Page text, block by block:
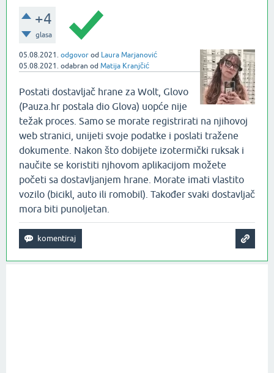
+4
glasa
05.08.2021. odgovor od Laura Marjanović
05.08.2021. odabran od Matija Kranjčić
Postati dostavljač hrane za Wolt, Glovo
(Pauza.hr postala dio Glova) uopće nije
težak proces. Samo se morate registrirati na njihovoj
web stranici, unijeti svoje podatke i poslati tražene
dokumente. Nakon što dobijete izotermički ruksak i
naučite se koristiti njhovom aplikacijom možete
početi sa dostavljanjem hrane. Morate imati vlastito
vozilo (bicikl, auto ili romobil). Također svaki dostavljač
mora biti punoljetan.